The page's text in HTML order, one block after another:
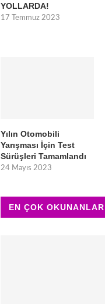
YOLLARDA!
17 Temmuz 2023
Yılın Otomobili
Yarışması İçin Test
Sürüşleri Tamamlandı
24 Mayıs 2023
EN ÇOK OKUNANLAR